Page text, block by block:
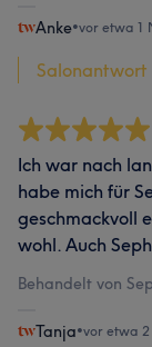
Anke•vor etwa 1
Salonantwort
Ich war nach
habe mich für
geschmackvoll
wohl. Auch
Behandelt von
Tanja•vor etwa